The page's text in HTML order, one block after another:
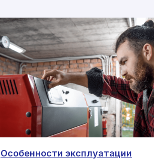
Особенности эксплуатации